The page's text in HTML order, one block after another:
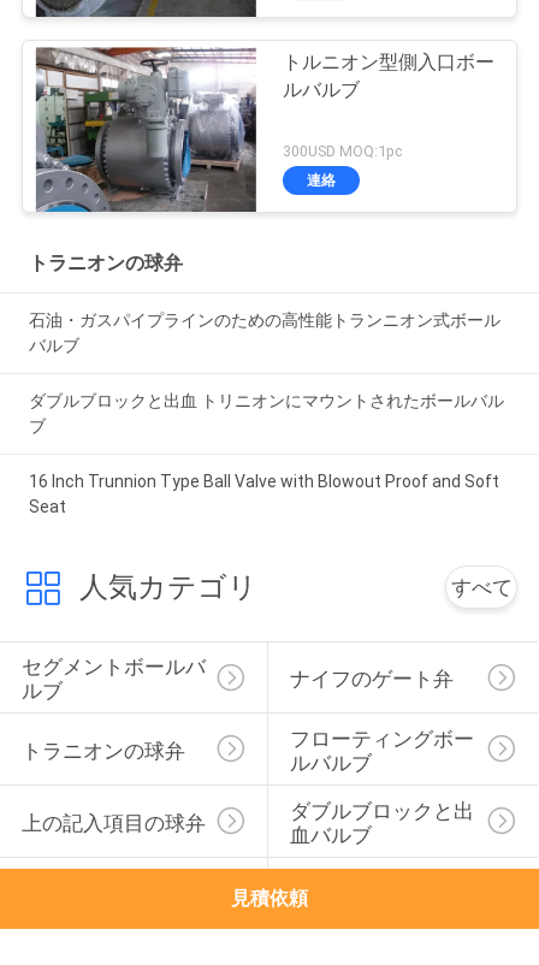
トルニオン型側入口ボー
ルバルブ
300USD MOQ:1pc
連絡
トラニオンの球弁
石油・ガスパイプラインのための高性能トランニオン式ボール
バルブ
ダブルブロックと出血 トリニオンにマウントされたボールバル
ブ
16 Inch Trunnion Type Ball Valve with Blowout Proof and Soft
Seat
人気カテゴリ すべて
セグメントボールバ
ルブ
ナイフのゲート弁
トラニオンの球弁
フローティングボー
ルバルブ
上の記入項目の球弁
ダブルブロックと出
血バルブ
地球停止弁
見積依頼